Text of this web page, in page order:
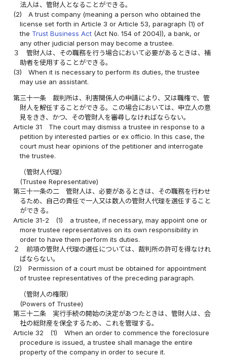
法人は、管財人となることができる。
(2)
A trust company (meaning a person who obtained the
license set forth in Article 3 or Article 53, paragraph (1) of
the Trust Business Act (Act No. 154 of 2004)), a bank, or
any other judicial person may become a trustee.
３
管財人は、その職務を行う場合において必要があるときは、補
助者を使用することができる。
(3)
When it is necessary to perform its duties, the trustee
may use an assistant.
第三十一条
裁判所は、利害関係人の申請により、又は職権で、管
財人を解任することができる。この場合においては、申立人の意
見をきき、かつ、その管財人を審尋しなければならない。
Article 31
The court may dismiss a trustee in response to a
petition by interested parties or ex officio. In this case, the
court must hear opinions of the petitioner and interrogate
the trustee.
（管財人代理）
(Trustee Representative)
第三十一条の二
管財人は、必要があるときは、その職務を行わせ
るため、自己の責任で一人又は数人の管財人代理を選任すること
ができる。
Article 31-2
(1)
a trustee, if necessary, may appoint one or
more trustee representatives on its own responsibility in
order to have them perform its duties.
２
前項の管財人代理の選任については、裁判所の許可を得なけれ
ばならない。
(2)
Permission of a court must be obtained for appointment
of trustee representatives of the preceding paragraph.
（管財人の権限）
(Powers of Trustee)
第三十二条
実行手続の開始の決定があつたときは、管財人は、会
社の総財産を保全するため、これを管理する。
Article 32
(1)
When an order to commence the foreclosure
procedure is issued, a trustee shall manage the entire
property of the company in order to secure it.